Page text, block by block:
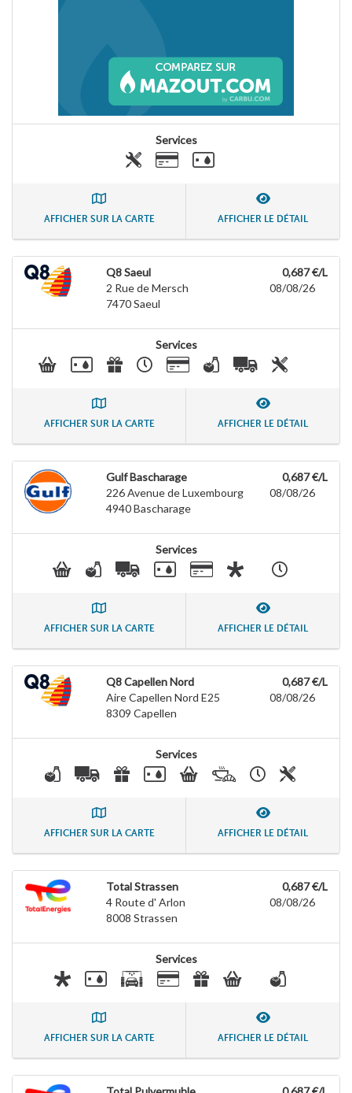
Services
AFFICHER SUR LA CARTE AFFICHER LE DÉTAIL
Q8 Saeul
2 Rue de Mersch
7470Saeul
0,687 €/L
08/08/26
Services
AFFICHER SUR LA CARTE AFFICHER LE DÉTAIL
Gulf Bascharage
226 Avenue de Luxembourg
4940Bascharage
0,687 €/L
08/08/26
Services
AFFICHER SUR LA CARTE AFFICHER LE DÉTAIL
Q8 Capellen Nord
Aire Capellen Nord E25
8309 Capellen
0,687 €/L
08/08/26
Services
AFFICHER SUR LA CARTE AFFICHER LE DÉTAIL
Total Strassen
4 Route d' Arlon
8008 Strassen
0,687 €/L
08/08/26
Services
AFFICHER SUR LA CARTE AFFICHER LE DÉTAIL